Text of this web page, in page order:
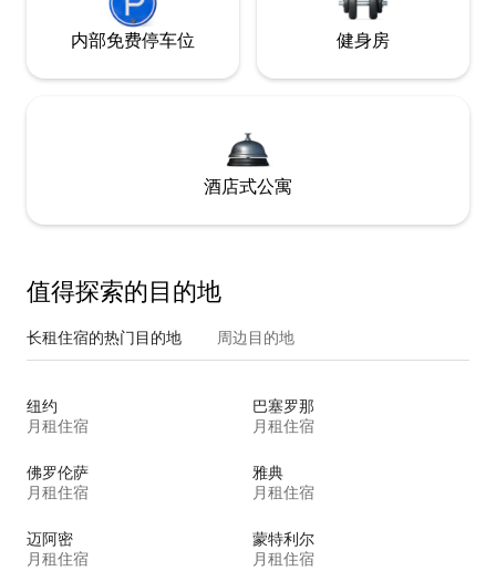
内部免费停车位 健身房
酒店式公寓
值得探索的目的地
长租住宿的热门目的地 周边目的地
纽约
月租住宿
巴塞罗那
月租住宿
佛罗伦萨
月租住宿
雅典
月租住宿
迈阿密
月租住宿
蒙特利尔
月租住宿